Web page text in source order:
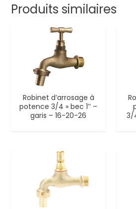
Produits similaires
Robinet d’arrosage à
potence 3/4 » bec 1’’ –
garis – 16-20-26
3/